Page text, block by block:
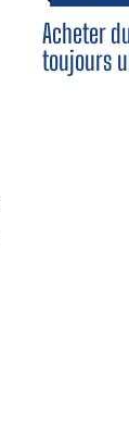
Acheter
toujours